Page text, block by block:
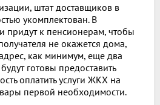
штат доставщиков в
укомплектован. В
придут к пенсионерам, чтобы
не окажется дома,
как минимум, еще два
готовы предоставить
оплатить услуги ЖКХ на
первой необходимости.